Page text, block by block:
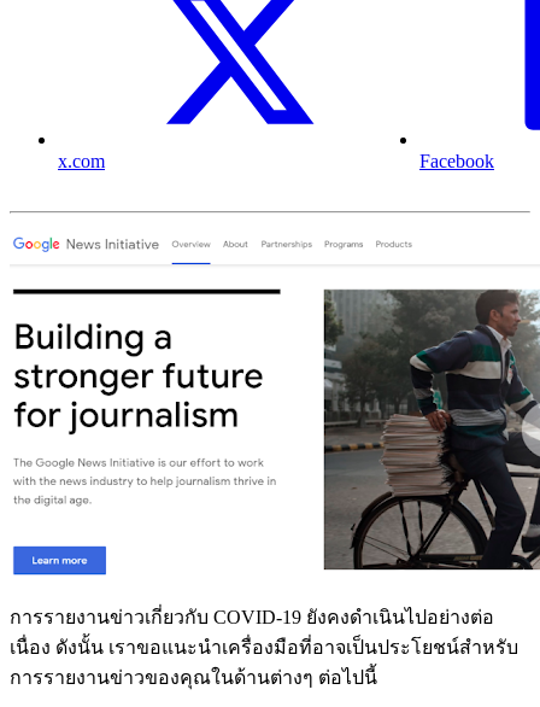
x.com Facebook
การรายงานข่าวเกี่ยวกับ COVID-19 ยังคงดำเนินไปอย่างต่อ
เนื่อง ดังนั้น เราขอแนะนำเครื่องมือที่อาจเป็นประโยชน์สำหรับ
การรายงานข่าวของคุณในด้านต่างๆ ต่อไปนี้